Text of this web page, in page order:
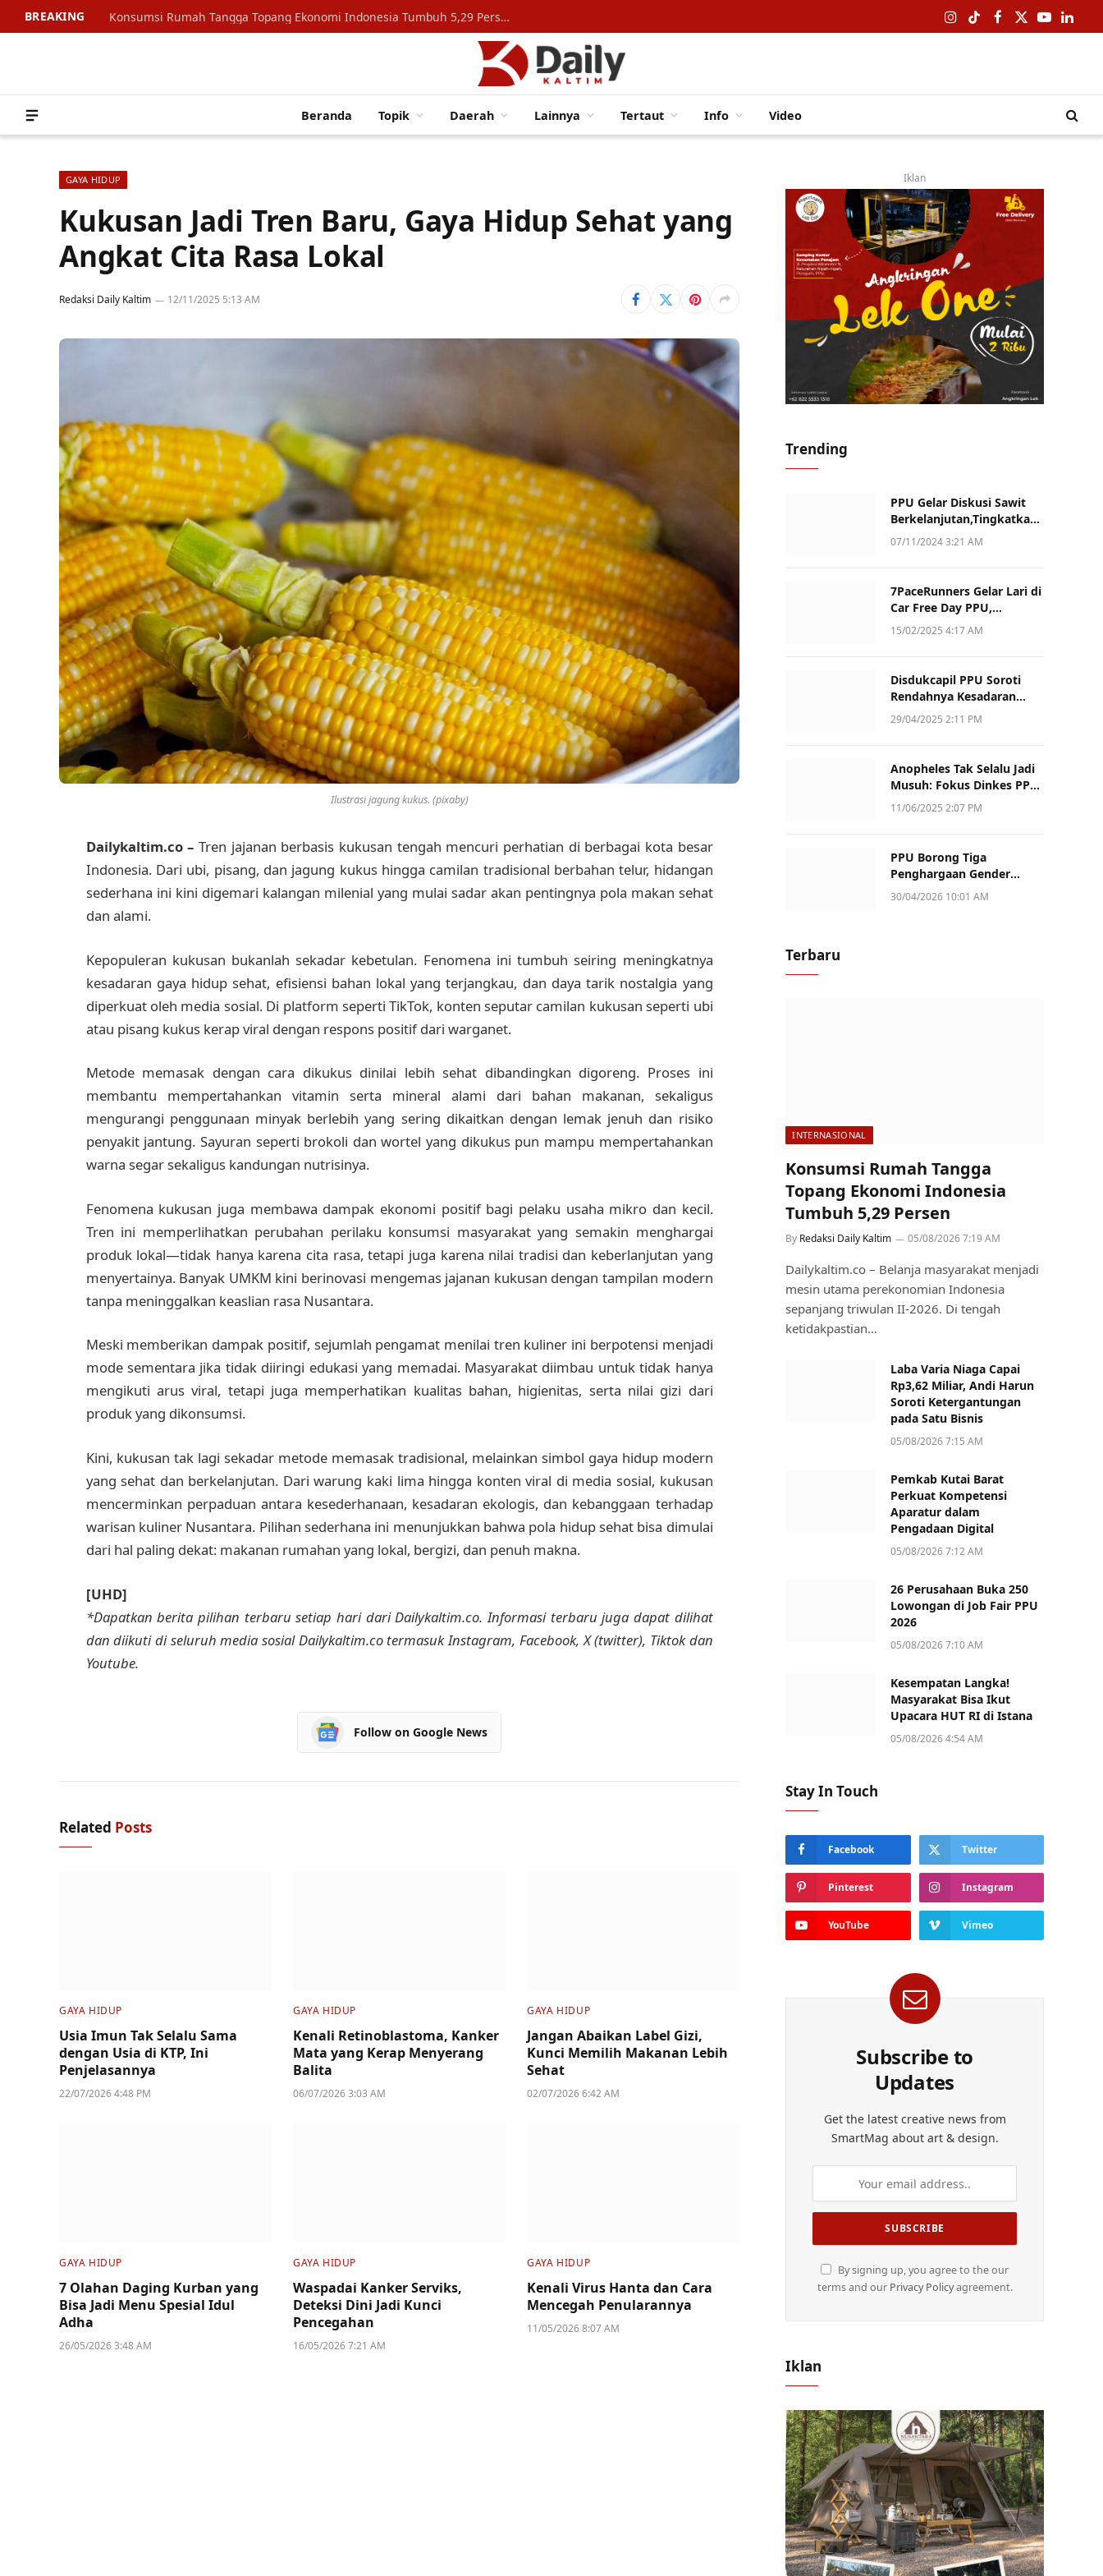
BREAKING Konsumsi Rumah Tangga Topang Ekonomi Indonesia Tumbuh 5,29 Persen Instagram
TikTokFacebook
X
YouTube
Beranda Topik Daerah Lainnya Tertaut Info Video
GAYA HIDUP
Kukusan Jadi Tren Baru, Gaya Hidup Sehat yang
Angkat Cita Rasa Lokal
Redaksi Daily Kaltim 12/11/2025 5:13 AM
Ilustrasi jagung kukus. (pixaby)
Dailykaltim.co – Tren jajanan berbasis kukusan tengah mencuri perhatian di berbagai kota besar
Indonesia. Dari ubi, pisang, dan jagung kukus hingga camilan tradisional berbahan telur, hidangan
sederhana ini kini digemari kalangan milenial yang mulai sadar akan pentingnya pola makan sehat
dan alami.
Kepopuleran kukusan bukanlah sekadar kebetulan. Fenomena ini tumbuh seiring meningkatnya
kesadaran gaya hidup sehat, efisiensi bahan lokal yang terjangkau, dan daya tarik nostalgia yang
diperkuat oleh media sosial. Di platform seperti TikTok, konten seputar camilan kukusan seperti ubi
atau pisang kukus kerap viral dengan respons positif dari warganet.
Metode memasak dengan cara dikukus dinilai lebih sehat dibandingkan digoreng. Proses ini
membantu mempertahankan vitamin serta mineral alami dari bahan makanan, sekaligus
mengurangi penggunaan minyak berlebih yang sering dikaitkan dengan lemak jenuh dan risiko
penyakit jantung. Sayuran seperti brokoli dan wortel yang dikukus pun mampu mempertahankan
warna segar sekaligus kandungan nutrisinya.
Fenomena kukusan juga membawa dampak ekonomi positif bagi pelaku usaha mikro dan kecil.
Tren ini memperlihatkan perubahan perilaku konsumsi masyarakat yang semakin menghargai
produk lokal—tidak hanya karena cita rasa, tetapi juga karena nilai tradisi dan keberlanjutan yang
menyertainya. Banyak UMKM kini berinovasi mengemas jajanan kukusan dengan tampilan modern
tanpa meninggalkan keaslian rasa Nusantara.
Meski memberikan dampak positif, sejumlah pengamat menilai tren kuliner ini berpotensi menjadi
mode sementara jika tidak diiringi edukasi yang memadai. Masyarakat diimbau untuk tidak hanya
mengikuti arus viral, tetapi juga memperhatikan kualitas bahan, higienitas, serta nilai gizi dari
produk yang dikonsumsi.
Kini, kukusan tak lagi sekadar metode memasak tradisional, melainkan simbol gaya hidup modern
yang sehat dan berkelanjutan. Dari warung kaki lima hingga konten viral di media sosial, kukusan
mencerminkan perpaduan antara kesederhanaan, kesadaran ekologis, dan kebanggaan terhadap
warisan kuliner Nusantara. Pilihan sederhana ini menunjukkan bahwa pola hidup sehat bisa dimulai
dari hal paling dekat: makanan rumahan yang lokal, bergizi, dan penuh makna.
[UHD]
*Dapatkan berita pilihan terbaru setiap hari dari Dailykaltim.co. Informasi terbaru juga dapat dilihat
dan diikuti di seluruh media sosial Dailykaltim.co termasuk Instagram, Facebook, X (twitter), Tiktok dan
Youtube.
Follow on Google News
Related Posts
GAYA HIDUP
Usia Imun Tak Selalu Sama
dengan Usia di KTP, Ini
Penjelasannya
22/07/2026 4:48 PM
GAYA HIDUP
Kenali Retinoblastoma, Kanker
Mata yang Kerap Menyerang
Balita
06/07/2026 3:03 AM
GAYA HIDUP
Jangan Abaikan Label Gizi,
Kunci Memilih Makanan Lebih
Sehat
02/07/2026 6:42 AM
GAYA HIDUP
7 Olahan Daging Kurban yang
Bisa Jadi Menu Spesial Idul
Adha
26/05/2026 3:48 AM
GAYA HIDUP
Waspadai Kanker Serviks,
Deteksi Dini Jadi Kunci
Pencegahan
16/05/2026 7:21 AM
GAYA HIDUP
Kenali Virus Hanta dan Cara
Mencegah Penularannya
11/05/2026 8:07 AM
Iklan
Trending
PPU Gelar Diskusi Sawit
Berkelanjutan,Tingkatkan
Daya Saing dan Kualitas
07/11/2024 3:21 AM
7PaceRunners Gelar Lari di
Car Free Day PPU,
Kampanye Gaya Hidup
15/02/2025 4:17 AM
Disdukcapil PPU Soroti
Rendahnya Kesadaran
Warga Soal Pelaporan
29/04/2025 2:11 PM
Anopheles Tak Selalu Jadi
Musuh: Fokus Dinkes PPU
Kini ke Penularan Aktif di
11/06/2025 2:07 PM
PPU Borong Tiga
Penghargaan Gender
Champion Kaltim 2026,
30/04/2026 10:01 AM
Terbaru
INTERNASIONAL
Konsumsi Rumah Tangga
Topang Ekonomi Indonesia
Tumbuh 5,29 Persen
By Redaksi Daily Kaltim 05/08/2026 7:19 AM
Dailykaltim.co – Belanja masyarakat menjadi
mesin utama perekonomian Indonesia
sepanjang triwulan II-2026. Di tengah
ketidakpastian…
Laba Varia Niaga Capai
Rp3,62 Miliar, Andi Harun
Soroti Ketergantungan
pada Satu Bisnis
05/08/2026 7:15 AM
Pemkab Kutai Barat
Perkuat Kompetensi
Aparatur dalam
Pengadaan Digital
05/08/2026 7:12 AM
26 Perusahaan Buka 250
Lowongan di Job Fair PPU
2026
05/08/2026 7:10 AM
Kesempatan Langka!
Masyarakat Bisa Ikut
Upacara HUT RI di Istana
05/08/2026 4:54 AM
Stay In Touch
Facebook Twitter
Pinterest Instagram
YouTube Vimeo
Subscribe to
Updates
Get the latest creative news from
SmartMag about art & design.
By signing up, you agree to the our
terms and our Privacy Policyagreement.
Iklan